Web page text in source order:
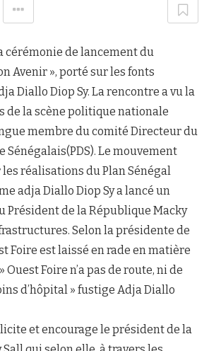
cérémonie de lancement du
Avenir », porté sur les fonts
Diallo Diop Sy. La rencontre a vu la
de la scène politique nationale
membre du comité Directeur du
Sénégalais(PDS). Le mouvement
réalisations du Plan Sénégal
adja Diallo Diop Sy a lancé un
Président de la République Macky
Selon la présidente de
Foire est laissé en rade en matière
Foire n’a pas de route, ni de
d’hôpital » fustige Adja Diallo
et encourage le président de la